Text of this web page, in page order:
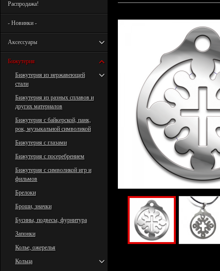
Распродажа!
- Новинки -
Аксессуары
Бижутерия
Бижутерия из нержавеющей
стали
Бижутерия из разных сплавов и
других материалов
Бижутерия с байкерской, панк,
рок, музыкальной символикой
Бижутерия с глазами
Бижутерия с посеребрением
Бижутерия с символикой игр и
фильмов
Брелоки
Броши, значки
Бусины, подвесы, фурнитура
Запонки
Колье, ожерелья
Кольца